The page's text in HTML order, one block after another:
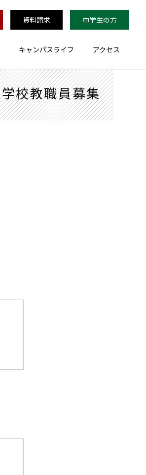
資料請求 中学生の方
キャンパスライフ アクセス
学校教職員募集